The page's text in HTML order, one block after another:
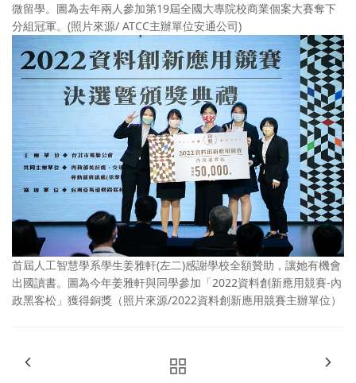
微留學。圖為去年兩人參加第19屆全國大專院校商業個案大賽奪下
分組冠軍。(照片來源/ ATCC主辦單位安通公司)
首屆人工智慧學系學生姜雅軒(左二)感謝學校全額贊助，讓她有機會
出國讀書。圖為今年姜雅軒與同學參加「2022資料創新應用競賽-內
政黑客松」獲得銅獎（照片來源/2022資料創新應用競賽主辦單位）